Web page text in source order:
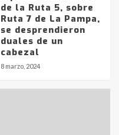
de la Ruta 5, sobre
Ruta 7 de La Pampa,
se desprendieron
duales de un
cabezal
8 marzo, 2024